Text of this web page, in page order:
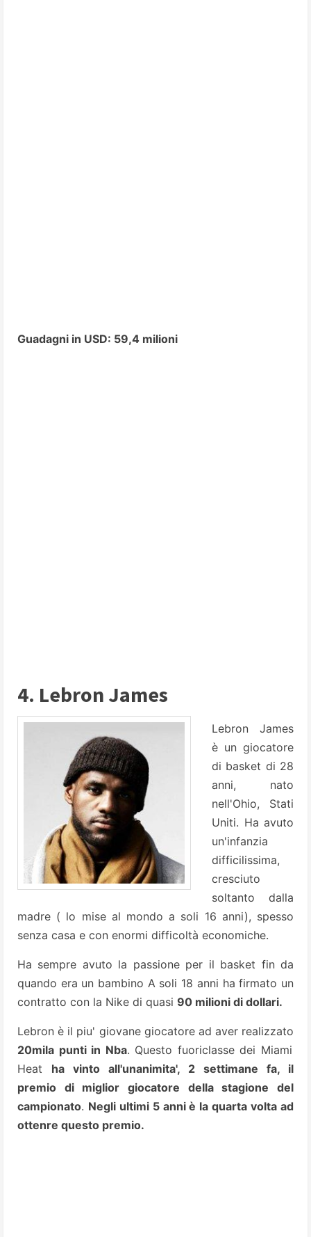
Guadagni in USD: 59,4 milioni
4. Lebron James
Lebron James
è un giocatore
di basket di 28
anni, nato
nell'Ohio, Stati
Uniti. Ha avuto
un'infanzia
difficilissima,
cresciuto
soltanto dalla
madre ( lo mise al mondo a soli 16 anni), spesso
senza casa e con enormi difficoltà economiche.
Ha sempre avuto la passione per il basket fin da
quando era un bambino A soli 18 anni ha firmato un
contratto con la Nike di quasi 90 milioni di dollari.
Lebron è il piu' giovane giocatore ad aver realizzato
20mila punti in Nba. Questo fuoriclasse dei Miami
Heat ha vinto all'unanimita', 2 settimane fa, il
premio di miglior giocatore della stagione del
campionato. Negli ultimi 5 anni è la quarta volta ad
ottenre questo premio.